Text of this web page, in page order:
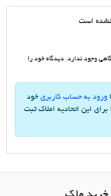
است
وجود ندارد. دیدگاه خود را
ورود به حساب کاربری خود
برای این اتحادیه املاک ثبت